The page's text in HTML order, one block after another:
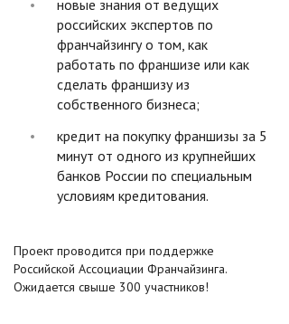
новые знания от ведущих
российских экспертов по
франчайзингу о том, как
работать по франшизе или как
сделать франшизу из
собственного бизнеса;
кредит на покупку франшизы за 5
минут от одного из крупнейших
банков России по специальным
условиям кредитования.
Проект проводится при поддержке
Российской Ассоциации Франчайзинга.
Ожидается свыше 300 участников!